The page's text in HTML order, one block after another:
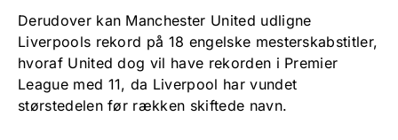
Derudover kan Manchester United udligne
Liverpools rekord på 18 engelske mesterskabstitler,
hvoraf United dog vil have rekorden i Premier
League med 11, da Liverpool har vundet
størstedelen før rækken skiftede navn.